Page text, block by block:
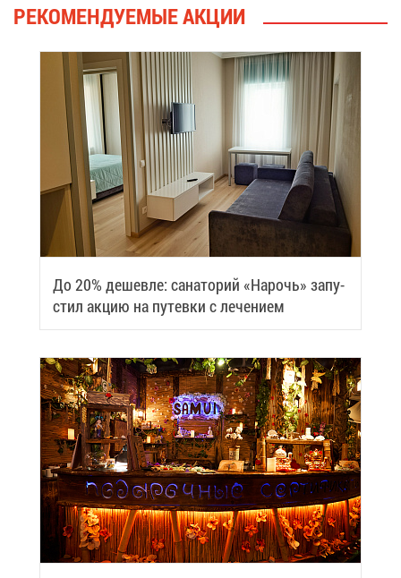
РЕ­КО­МЕН­ДУ­Е­МЫЕ АК­ЦИИ
До 20% де­шев­ле: са­на­то­рий «На­рочь» за­пу­
стил ак­цию на пу­тев­ки с ле­че­ни­ем